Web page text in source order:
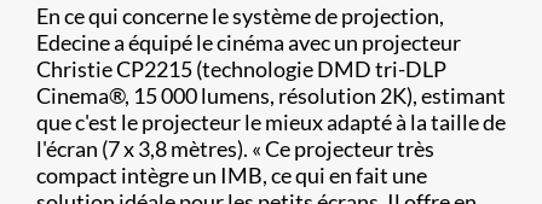
En ce qui concerne le système de projection,
Edecine a équipé le cinéma avec un projecteur
Christie CP2215 (technologie DMD tri-DLP
Cinema®, 15 000 lumens, résolution 2K), estimant
que c'est le projecteur le mieux adapté à la taille de
l'écran (7 x 3,8 mètres). « Ce projecteur très
compact intègre un IMB, ce qui en fait une